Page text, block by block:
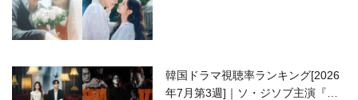
韓国ドラマ視聴率ランキング[2026
年7月第3週]｜ソ・ジソブ主演『エ